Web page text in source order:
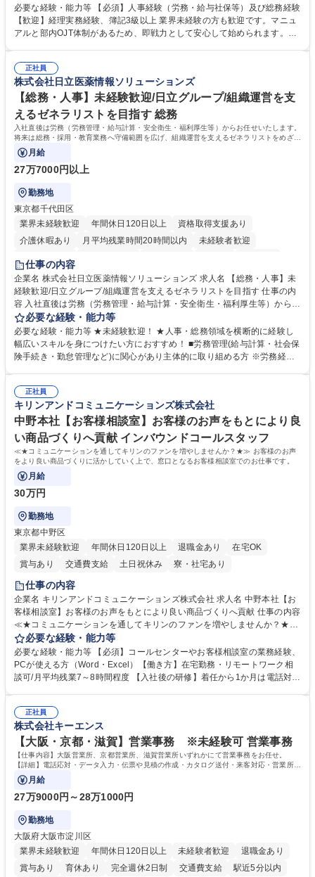
度改定などのコア業務にも挑戦できる、やりがいある環境です。 ■勤怠管
理、給与計算、社会保険手続き、年末調整等の労務管理全般 ■入退社手続
き、社内規定の改定や人事制度改定などのコア業務 ■社内イベントの企画
でも質問・相談できる環境が整っているため、安心して成長できます。 募
集職種 【森ビルG】人事・総務◆賞与5ヶ月◆年休120日◆残業少なめ◆
リモート可
必要な経験・能力等 【必須】人事経験（労務・給与社保等）及び総務経験
【歓迎】経理実務経験、簿記3級以上 業界未経験の方も歓迎です。マニュ
アルと部内OJT体制があるため、即戦力として安心して始められます。
務に挑戦できるため、自身の成長と組織への貢献度をダイレクトに実感で
きます。 残業少なめ、週1日リモート可など、ワークライフバランスを保
ち長期活躍できる環境です。 「これまでの幅広い経験を活かし、長期的な
キャリアを築きたい」という前向きな意欲と挑戦を全力で応援します。 学
歴・資格 学歴：大学院 大学 高専 短大 専修学校 高校 語学力： 資格：日商
簿記検定1級 日商簿記検定2級 日商簿記検定3級
正社員
株式会社日立医薬情報ソリューションズ
【総務・人事】未経験歓迎/日立グループ/組織運営を支
えるゼネラリストを目指す 総務
入社直後は労務（労務管理・給与計算・安全衛生・福利厚生等）からお任せいたします。
将来は総務・採用・教育業務へ守備範囲を広げ、組織運営を支えるゼネラリストをめざせ
ます。
月給
27万7000円以上
勤務地
東京都千代田区
業界未経験歓迎
年間休日120日以上
資格取得支援あり
介護休暇あり
月平均残業時間20時間以内
未経験者歓迎
住宅手当あり
育休あり
完全週休2日制 交通費支給 土日祝休み 寮・社宅あり
仕事の内容
企業名 株式会社日立医薬情報ソリューションズ 求人名 【総務・人事】未
経験歓迎/日立グループ/組織運営を支えるゼネラリストを目指す 仕事の内
容 入社直後は労務（労務管理・給与計算・安全衛生・福利厚生等）からお
任せいたします。将来は総務・採用・教育業務へ守備範囲を広げ、組織運
営を支えるゼネラリストをめざせます。 ・初期業務：労働時間管理、給与
計算、社会保険対応、福利厚生管理、安全衛生、健康経営推進等をお任せ
します。ご経験に応じて、休職者管理など、幅広く経験を積んでいただき
幅広く経験を積みたい意欲がある方に最適な環境です。 募集職種 【総
務・人事】未経験歓迎/日立グループ/組織運営を支えるゼネラリストを目
指す
必要な経験・能力等
必要な経験・能力等 ★未経験歓迎！ ★人事・総務領域を横断的に経験し
幅広いスキルを身につけたい方におすすめ！ ■労務管理(給与計算・社会保
険手続き・勤怠管理など)に関心があり主体的に取り組める方 ※労務経験
のご経験 ■労務管理（給与計算・社会保険手続き・勤怠管理など）の経験
■衛生管理者の資格をお持ちの方 学歴・資格 学歴：大学院 大学 高専 短大
専修学校 高校 語学力： 資格：
正社員
キリンアンドコミュニケーションズ株式会社
中野本社【お客様相談室】お客様のお声をもとにより良
い商品づくりへ貢献 インバウンドコールスタッフ
≪★コミュニケーションを通してキリンのファンを増やしませんか？★≫ お客様のお声
をより良い商品づくりに活かしていく上で、窓口となるお客様相談室でのお仕事です。
月給
30万円
勤務地
東京都中野区
業界未経験歓迎
年間休日120日以上 退職金あり
在宅OK
賞与あり
交通費支給 土日祝休み 寮・社宅あり
仕事の内容
企業名 キリンアンドコミュニケーションズ株式会社 求人名 中野本社【お
客様相談室】お客様のお声をもとにより良い商品づくりへ貢献 仕事の内容
≪★コミュニケーションを通してキリンのファンを増やしませんか？★≫
お客様のお声をより良い商品づくりに活かしていく上で、窓口となるお客
様相談室でのお仕事です。 日々お客様からいただくキリングループへのご
意見を、企業活動に活かしています。お客様からの声に迅速かつ誠意をも
って対応、情報提供するとともにグループ内活動に反映しています。 【具
平均100件前後■メール・手紙：同上40件前後 募集職種 中野本社【お客様
相談室】お客様のお声をもとにより良い商品づくりへ貢献
必要な経験・能力等
必要な経験・能力等 【必須】コールセンターやお客様相談室の業務経験、
PCが使える方（Word・Excel）【働き方】在宅勤務・リモートワーク相
談可/月平均残業7～8時間程度 【入社後の研修】着任から1か月は電話対応
すのでご安心ください。 【当社について】キリングループの広報機能を担
う会社として、お客様との出会いを大切にし、磨き上げたホスピタリティ
を込めてコミュニケーションをとりながら広報関連業務を行っておりま
す。 学歴・資格 学歴：大学院 大学 高専 短大 専修学校 高校 語学力： 資
格：
正社員
株式会社キーエンス
【大阪・京都・滋賀】営業事務 ※未経験可 営業事務
【仕事内容】大阪営業所、京都営業所、滋賀営業所いずれかにて営業事務をお任せ。
【詳細】電話応対・データ入力・伝票や見積の作成・カタログ送付・来客対応・営業所内
で発生する事務業務や業務改善をお任せ。
月給
27万9000円～28万1000円
勤務地
大阪府大阪市淀川区
業界未経験歓迎
年間休日120日以上 未経験者歓迎
退職金あり
賞与あり
育休あり 完全週休2日制 交通費支給 駅近5分以内